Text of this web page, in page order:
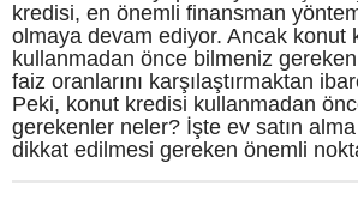
kredisi, en önemli finansman
olmaya devam ediyor. Ancak konut
kullanmadan önce bilmeniz
faiz oranlarını karşılaştırmaktan
Peki, konut kredisi kullanmadan
gerekenler neler? İşte ev satın
dikkat edilmesi gereken önemli